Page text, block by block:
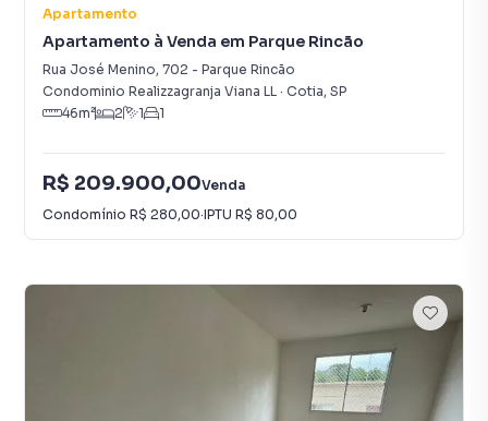
Apartamento
Apartamento à Venda em Parque Rincão
Rua José Menino, 702 - Parque Rincão
Condominio Realizzagranja Viana LL · Cotia, SP
46m² 2 1 1
R$ 209.900,00Venda
Condomínio R$ 280,00·IPTU R$ 80,00